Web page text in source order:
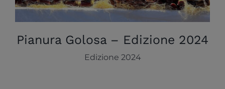
Pianura Golosa – Edizione 2024
Edizione 2024